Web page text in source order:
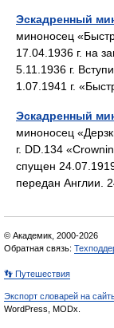
Эскадренный
миноносец
17.04.1936 г. на
5.11.1936 г.
1.07.1941 г.
Эскадренный
миноносец
г. DD.134
спущен 24.07.1919
передан Англии.
© Академик, 2000-2026
Обратная связь:
👣 Путешествия
Экспорт словарей на
WordPress, MODx.